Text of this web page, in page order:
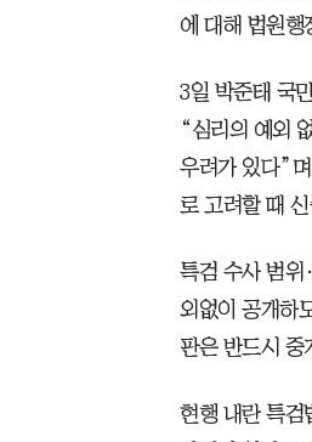
에 대해 법원행
3일 박준태 국
“심리의 예외
우려가 있다”
로 고려할 때
특검 수사 범위
외없이 공개하
판은 반드시 중
현행 내란 특검